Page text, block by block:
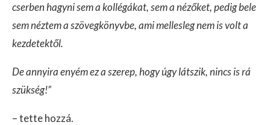
cserben hagyni sem a kollégákat, sem a nézőket, pedig bele
sem néztem a szövegkönyvbe, ami mellesleg nem is volt a
kezdetektől.
De annyira enyém ez a szerep, hogy úgy látszik, nincs is rá
szükség!”
– tette hozzá.